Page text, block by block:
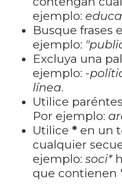
ejemplo:
Busque frases
ejemplo:
Excluya una
ejemplo: -
línea.
Utilice
Por ejemplo:
Utilice *en un
cualquier
ejemplo: soci*
que contienen